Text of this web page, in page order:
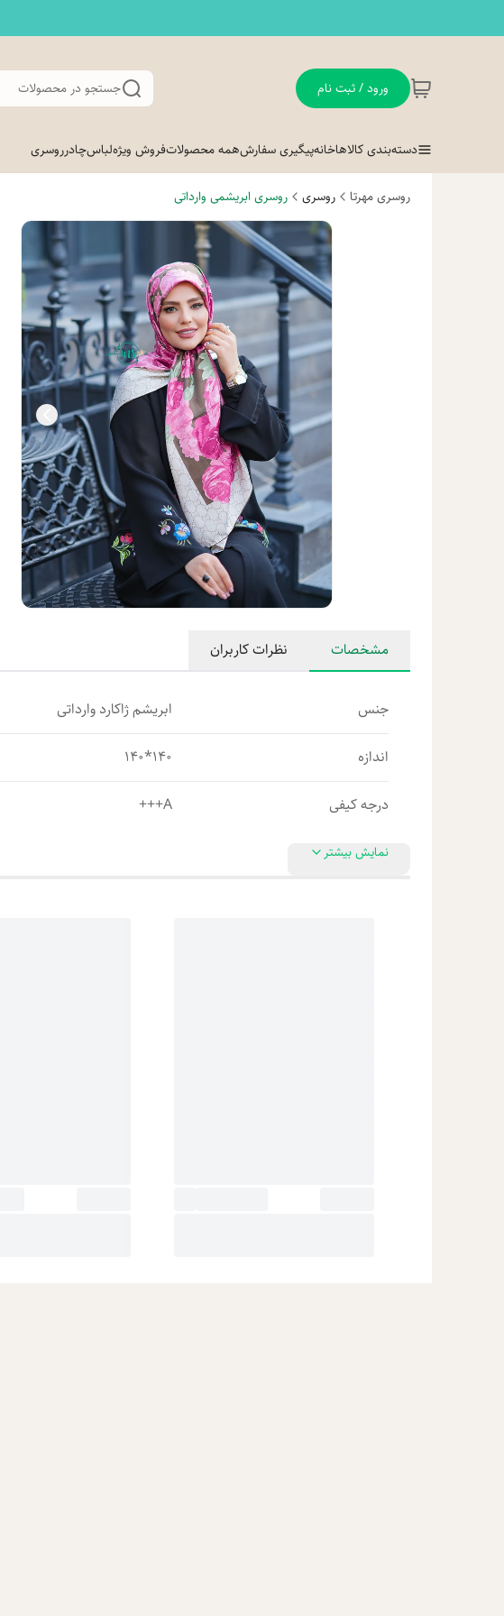
ورود / ثبت نام جستجو در محصولات
دسته‌بندی کالاهاخانهپیگیری سفارشهمه محصولاتفروش ویژهلباسچادرروسری
روسری مهرتا روسری روسری ابریشمی وارداتی
مشخصات نظرات کاربران
جنس ابریشم ژاکارد وارداتی
اندازه 140*140
درجه کیفی A+++
نمایش بیشتر